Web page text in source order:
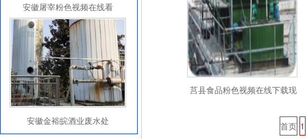
安徽屠宰粉色视频在线看
安徽金裕皖酒业废水处
莒县食品粉色视频在线下载现
首页 1